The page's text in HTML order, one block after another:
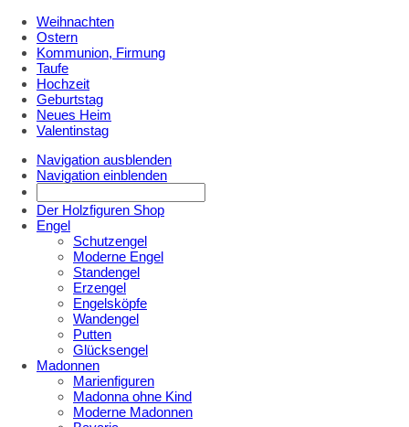
Weihnachten
Ostern
Kommunion, Firmung
Taufe
Hochzeit
Geburtstag
Neues Heim
Valentinstag
Navigation ausblenden
Navigation einblenden
Der Holzfiguren Shop
Engel
Schutzengel
Moderne Engel
Standengel
Erzengel
Engelsköpfe
Wandengel
Putten
Glücksengel
Madonnen
Marienfiguren
Madonna ohne Kind
Moderne Madonnen